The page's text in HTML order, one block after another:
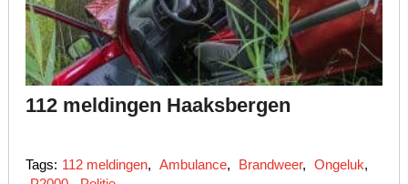
112 meldingen Haaksbergen
Tags: 112 meldingen, Ambulance, Brandweer, Ongeluk,